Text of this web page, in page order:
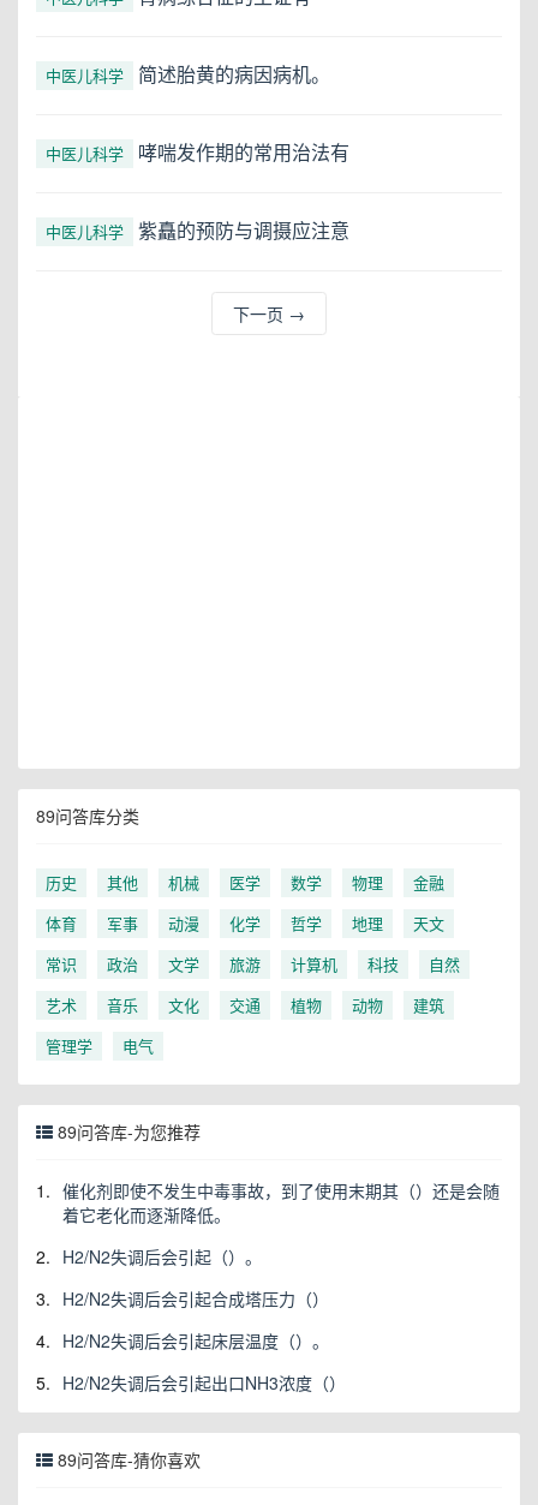
中医儿科学 简述胎黄的病因病机。
中医儿科学 哮喘发作期的常用治法有
中医儿科学 紫矗的预防与调摄应注意
下一页 →
89问答库分类
历史 其他 机械 医学 数学 物理
金融
体育
军事 动漫 化学 哲学 地理
天文
常识
政治 文学 旅游 计算机 科技
自然
艺术
音乐 文化 交通 植物 动物
建筑
管理学
电气
89问答库-为您推荐
1. 催化剂即使不发生中毒事故，到了使用末期其（）还是会随
着它老化而逐渐降低。
2. H2/N2失调后会引起（）。
3. H2/N2失调后会引起合成塔压力（）
4. H2/N2失调后会引起床层温度（）。
5. H2/N2失调后会引起出口NH3浓度（）
89问答库-猜你喜欢